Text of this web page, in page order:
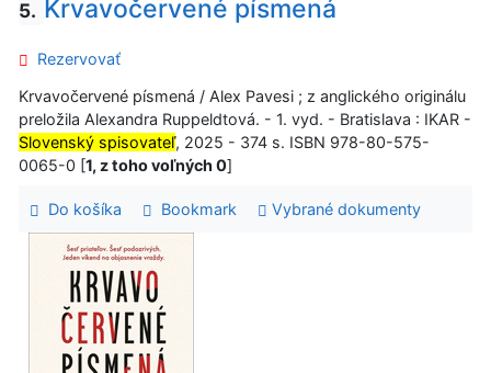
5. Krvavočervené písmená
Rezervovať
Krvavočervené písmená / Alex Pavesi ; z anglického originálu
preložila Alexandra Ruppeldtová. - 1. vyd. - Bratislava : IKAR -
Slovenský spisovateľ, 2025 - 374 s. ISBN 978-80-575-
0065-0 [1, z toho voľných 0]
Do košíka Bookmark Vybrané dokumenty